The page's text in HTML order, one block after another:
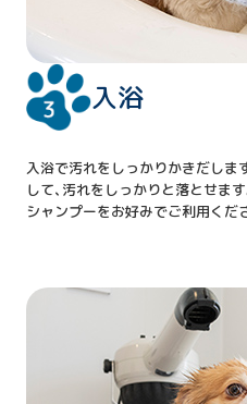
入浴
入浴で汚れをしっかりかきだしま
して、汚れをしっかりと落とせま
シャンプーをお好みでご利用くだ